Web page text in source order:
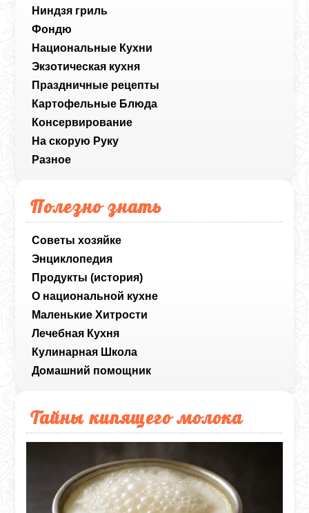
Ниндзя гриль
Фондю
Национальные Кухни
Экзотическая кухня
Праздничные рецепты
Картофельные Блюда
Консервирование
На скорую Руку
Разное
Полезно знать
Советы хозяйке
Энциклопедия
Продукты (история)
О национальной кухне
Маленькие Хитрости
Лечебная Кухня
Кулинарная Школа
Домашний помощник
Тайны кипящего молока